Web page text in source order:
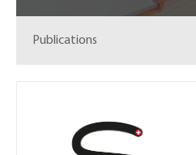
Publications